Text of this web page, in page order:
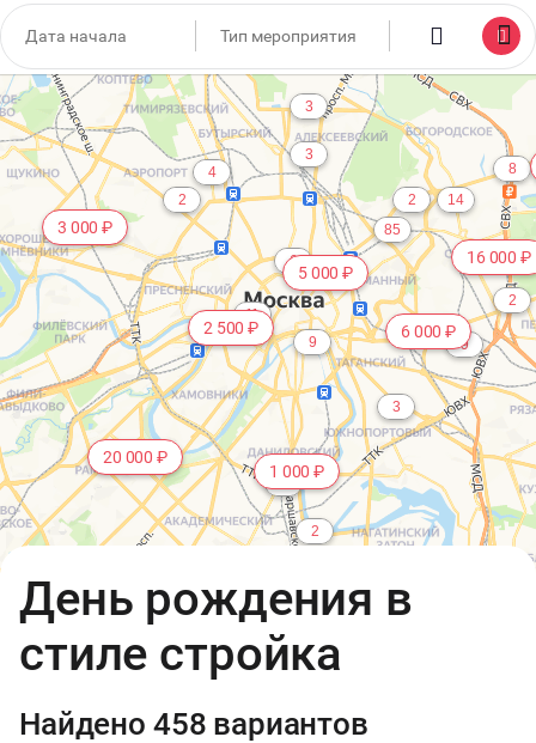
День рождения в
стиле стройка
Найдено 458 вариантов
3 000 ₽
20 000 ₽
2
2 500 ₽
4
5 000 ₽
11
1 000 ₽
5
3
3
6
9
2
2
85
6 000 ₽
3
14
16 000 ₽
9
8
2